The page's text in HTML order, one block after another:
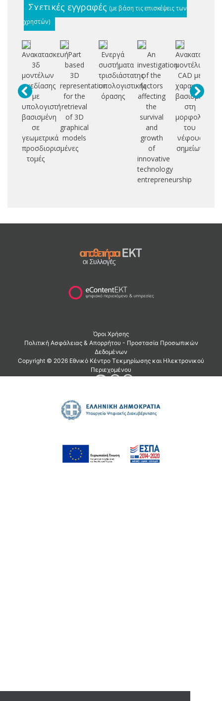
Σχετικές εγγραφές (με βάση τις επισκέψεις των
χρηστών)
Ανακατασκευή
3δ
μοντέλων
σχεδίασης
με
υπολογιστή
βασισμένη
σε
γεωμετρικά
προσδιορισμένες
τομές
Part
based
3D
representation
for the
retrieval
of 3D
graphical
models
Ενεργά
συστήματα
τρισδιάστατης
υπολογιστικής
όρασης
An
investigation
of the
factors
affecting
the
survival
and
growth
of
innovative
technology
entrepreneurship
Ανακατασκευή
μοντέλων
CAD με
βασισμένη
στη
μορφολογία
του
νέφους
σημείων